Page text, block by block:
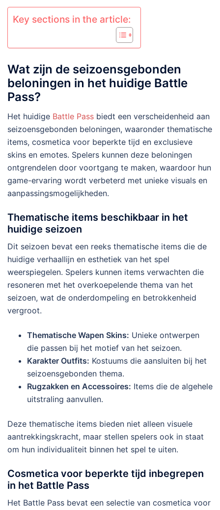
Key sections in the article:
Wat zijn de seizoensgebonden
beloningen in het huidige Battle
Pass?
Het huidige Battle Pass biedt een verscheidenheid aan
seizoensgebonden beloningen, waaronder thematische
items, cosmetica voor beperkte tijd en exclusieve
skins en emotes. Spelers kunnen deze beloningen
ontgrendelen door voortgang te maken, waardoor hun
game-ervaring wordt verbeterd met unieke visuals en
aanpassingsmogelijkheden.
Thematische items beschikbaar in het
huidige seizoen
Dit seizoen bevat een reeks thematische items die de
huidige verhaallijn en esthetiek van het spel
weerspiegelen. Spelers kunnen items verwachten die
resoneren met het overkoepelende thema van het
seizoen, wat de onderdompeling en betrokkenheid
vergroot.
Thematische Wapen Skins: Unieke ontwerpen
die passen bij het motief van het seizoen.
Karakter Outfits: Kostuums die aansluiten bij het
seizoensgebonden thema.
Rugzakken en Accessoires: Items die de algehele
uitstraling aanvullen.
Deze thematische items bieden niet alleen visuele
aantrekkingskracht, maar stellen spelers ook in staat
om hun individualiteit binnen het spel te uiten.
Cosmetica voor beperkte tijd inbegrepen
in het Battle Pass
Het Battle Pass bevat een selectie van cosmetica voor